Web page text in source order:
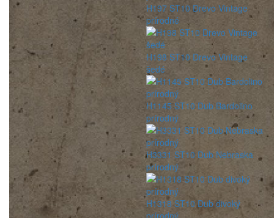
H197 ST10 Drevo Vintage
prírodné
H198 ST10 Drevo Vintage
šedé
H1145 ST10 Dub Bardolino
prírodný
H3331 ST10 Dub Nebraska
prírodný
H1318 ST10 Dub divoký
prírodný